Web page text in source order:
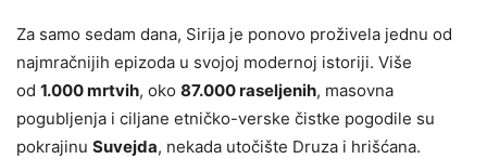
Za samo sedam dana, Sirija je ponovo proživela jednu od
najmračnijih epizoda u svojoj modernoj istoriji. Više
od 1.000 mrtvih, oko 87.000 raseljenih, masovna
pogubljenja i ciljane etničko-verske čistke pogodile su
pokrajinu Suvejda, nekada utočište Druza i hrišćana.